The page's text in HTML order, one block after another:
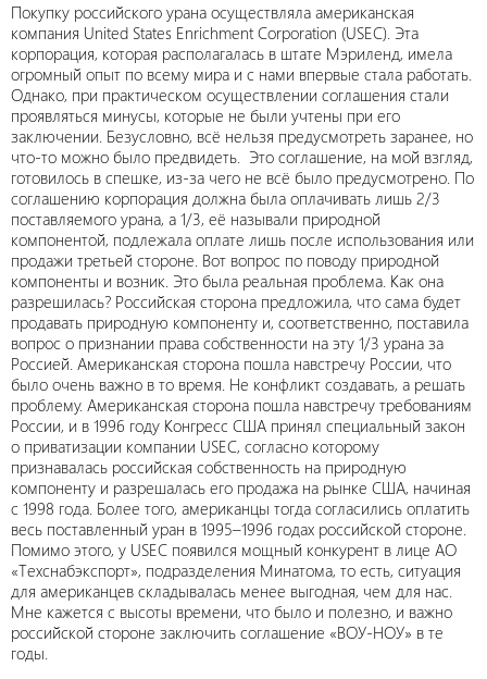
Покупку российского урана осуществляла американская
компания United States Enrichment Corporation (USEC). Эта
корпорация, которая располагалась в штате Мэриленд, имела
огромный опыт по всему мира и с нами впервые стала работать.
Однако, при практическом осуществлении соглашения стали
проявляться минусы, которые не были учтены при его
заключении. Безусловно, всё нельзя предусмотреть заранее, но
что-то можно было предвидеть. Это соглашение, на мой взгляд,
готовилось в спешке, из-за чего не всё было предусмотрено. По
соглашению корпорация должна была оплачивать лишь 2/3
поставляемого урана, а 1/3, её называли природной
компонентой, подлежала оплате лишь после использования или
продажи третьей стороне. Вот вопрос по поводу природной
компоненты и возник. Это была реальная проблема. Как она
разрешилась? Российская сторона предложила, что сама будет
продавать природную компоненту и, соответственно, поставила
вопрос о признании права собственности на эту 1/3 урана за
Россией. Американская сторона пошла навстречу России, что
было очень важно в то время. Не конфликт создавать, а решать
проблему. Американская сторона пошла навстречу требованиям
России, и в 1996 году Конгресс США принял специальный закон
о приватизации компании USEC, согласно которому
признавалась российская собственность на природную
компоненту и разрешалась его продажа на рынке США, начиная
с 1998 года. Более того, американцы тогда согласились оплатить
весь поставленный уран в 1995–1996 годах российской стороне.
Помимо этого, у USEC появился мощный конкурент в лице АО
«Техснабэкспорт», подразделения Минатома, то есть, ситуация
для американцев складывалась менее выгодная, чем для нас.
Мне кажется с высоты времени, что было и полезно, и важно
российской стороне заключить соглашение «ВОУ-НОУ» в те
годы.